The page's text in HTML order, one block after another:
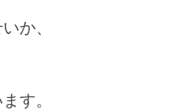
か、
す。